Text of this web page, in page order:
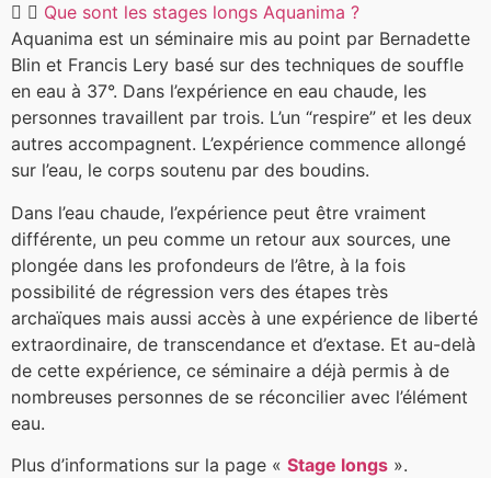
Que sont les stages longs Aquanima ?
Aquanima est un séminaire mis au point par Bernadette
Blin et Francis Lery basé sur des techniques de souffle
en eau à 37°. Dans l’expérience en eau chaude, les
personnes travaillent par trois. L’un “respire” et les deux
autres accompagnent. L’expérience commence allongé
sur l’eau, le corps soutenu par des boudins.
Dans l’eau chaude, l’expérience peut être vraiment
différente, un peu comme un retour aux sources, une
plongée dans les profondeurs de l’être, à la fois
possibilité de régression vers des étapes très
archaïques mais aussi accès à une expérience de liberté
extraordinaire, de transcendance et d’extase. Et au-delà
de cette expérience, ce séminaire a déjà permis à de
nombreuses personnes de se réconcilier avec l’élément
eau.
Plus d’informations sur la page « Stage longs ».